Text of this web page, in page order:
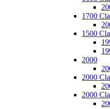
1700
1500
2000
2000
2000